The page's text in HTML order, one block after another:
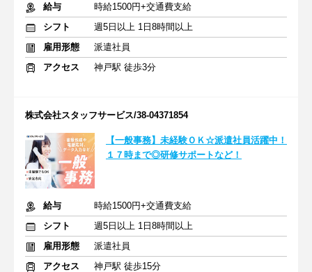
給与
時給1500円+交通費支給
シフト
週5日以上 1日8時間以上
雇用形態
派遣社員
アクセス
神戸駅 徒歩3分
株式会社スタッフサービス/38-04371854
【一般事務】未経験ＯＫ☆派遣社員活躍中！
１７時まで◎研修サポートなど！
給与
時給1500円+交通費支給
シフト
週5日以上 1日8時間以上
雇用形態
派遣社員
アクセス
神戸駅 徒歩15分